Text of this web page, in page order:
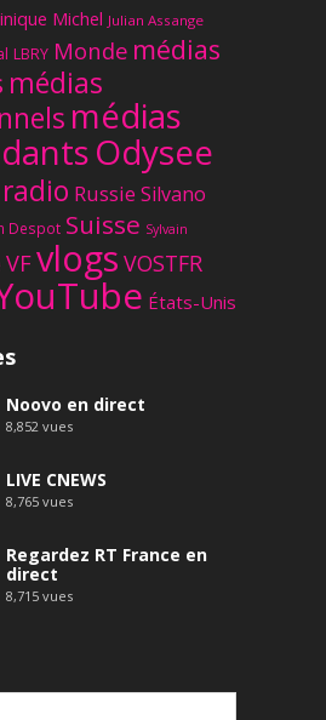
Michel Julian Assange
LBRY Monde médias
médias
médias
Odysee
radio Russie Silvano
Despot Suisse Sylvain
VFvlogs VOSTFR
États-Unis
Noovo en direct
8,852 vues
LIVE CNEWS
8,765 vues
Regardez RT France en
direct
8,715 vues